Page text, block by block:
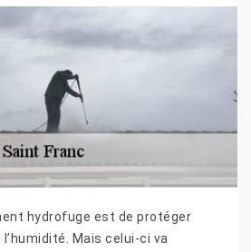
hydrofuge est de protéger
Mais celui-ci va